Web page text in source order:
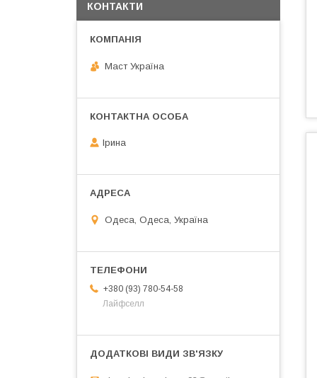
КОНТАКТИ
Маст Україна
Ірина
Одеса, Одеса, Україна
+380 (93) 780-54-58
Лайфселл